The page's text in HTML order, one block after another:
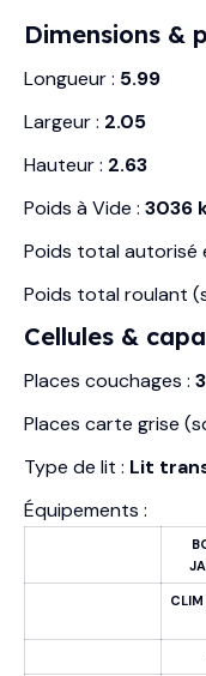
Dimensions &
Longueur : 5.99
Largeur : 2.05
Hauteur : 2.63
Poids à Vide : 3036
Poids total autorisé
Poids total roulant
Cellules &
Places couchages : 3
Places carte grise
Type de lit : Lit
Équipements :